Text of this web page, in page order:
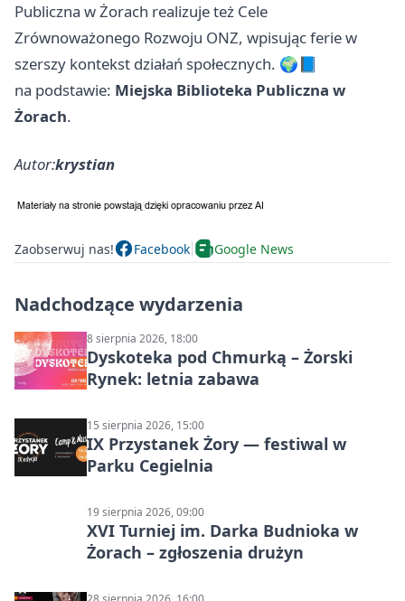
Publiczna w Żorach realizuje też Cele
Zrównoważonego Rozwoju ONZ, wpisując ferie w
szerszy kontekst działań społecznych. 🌍📘
na podstawie: Miejska Biblioteka Publiczna w
Żorach.
Autor:krystian
Zaobserwuj nas! Facebook Google News
Nadchodzące wydarzenia
8 sierpnia 2026, 18:00
Dyskoteka pod Chmurką – Żorski
Rynek: letnia zabawa
15 sierpnia 2026, 15:00
IX Przystanek Żory — festiwal w
Parku Cegielnia
19 sierpnia 2026, 09:00
XVI Turniej im. Darka Budnioka w
Żorach – zgłoszenia drużyn